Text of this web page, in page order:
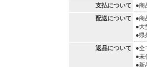
支払について
●商
配送について
●商
●大
●県
返品について
●全
●未
●新